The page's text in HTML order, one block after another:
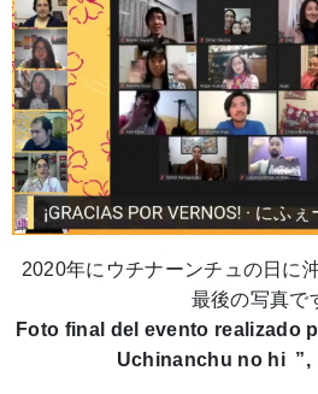
2020年にウチナーンチュの日に
最後の写真で
Foto final del evento realizado
Uchinanchu no hi ”,